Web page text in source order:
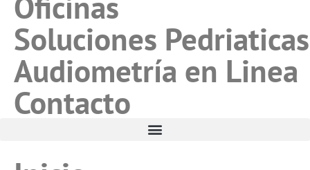
Soluciones Pedriaticas
Audiometría en Linea
Contacto